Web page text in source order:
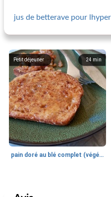
jus de betterave pour
24 min
Petit déjeuner
pain doré au blé complet (végétalien)